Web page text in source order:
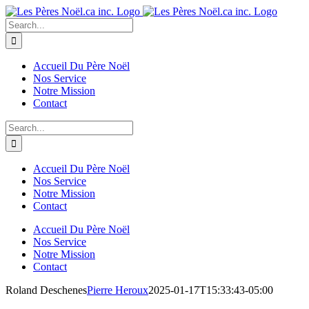
Skip
to
content
Search
for:
Accueil Du Père Noël
Nos Service
Notre Mission
Contact
Search
for:
Accueil Du Père Noël
Nos Service
Notre Mission
Contact
Accueil Du Père Noël
Nos Service
Notre Mission
Contact
Roland DeschenesPierre Heroux2025-01-17T15:33:43-05:00